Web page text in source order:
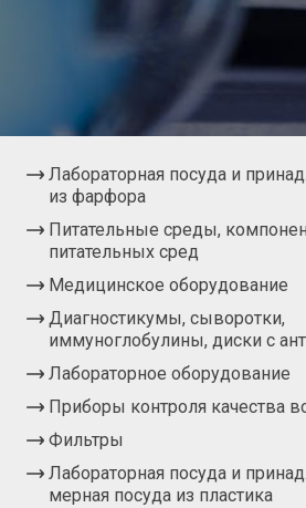
Лабораторная посуда и
из фарфора
Питательные среды,
питательных сред
Медицинское оборудование
Диагностикумы, сыворотки,
иммуноглобулины, диски с
Лабораторное оборудование
Приборы контроля качества
Фильтры
Лабораторная посуда и
мерная посуда из пластика